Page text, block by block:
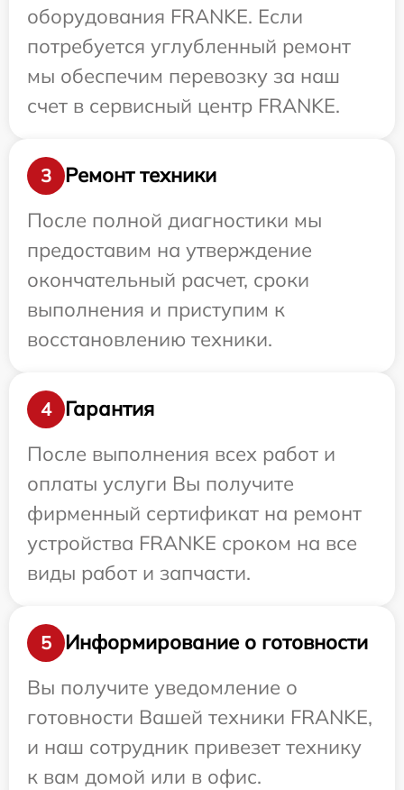
оборудования FRANKE. Если
потребуется углубленный ремонт
мы обеспечим перевозку за наш
счет в сервисный центр FRANKE.
3
Ремонт техники
После полной диагностики мы
предоставим на утверждение
окончательный расчет, сроки
выполнения и приступим к
восстановлению техники.
4
Гарантия
После выполнения всех работ и
оплаты услуги Вы получите
фирменный сертификат на ремонт
устройства FRANKE сроком на все
виды работ и запчасти.
5
Информирование о готовности
Вы получите уведомление о
готовности Вашей техники FRANKE,
и наш сотрудник привезет технику
к вам домой или в офис.